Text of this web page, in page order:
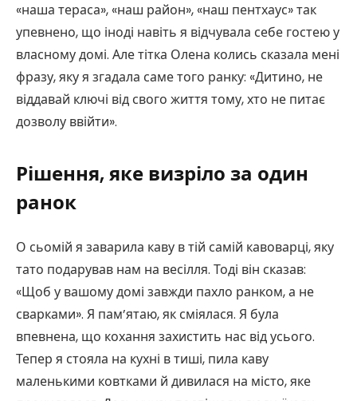
«наша тераса», «наш район», «наш пентхаус» так
упевнено, що іноді навіть я відчувала себе гостею у
власному домі. Але тітка Олена колись сказала мені
фразу, яку я згадала саме того ранку: «Дитино, не
віддавай ключі від свого життя тому, хто не питає
дозволу ввійти».
Рішення, яке визріло за один
ранок
О сьомій я заварила каву в тій самій кавоварці, яку
тато подарував нам на весілля. Тоді він сказав:
«Щоб у вашому домі завжди пахло ранком, а не
сварками». Я пам’ятаю, як сміялася. Я була
впевнена, що кохання захистить нас від усього.
Тепер я стояла на кухні в тиші, пила каву
маленькими ковтками й дивилася на місто, яке